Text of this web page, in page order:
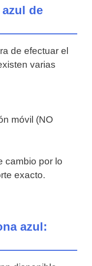
de
de efectuar el
varias
móvil (NO
cambio por lo
exacto.
azul: